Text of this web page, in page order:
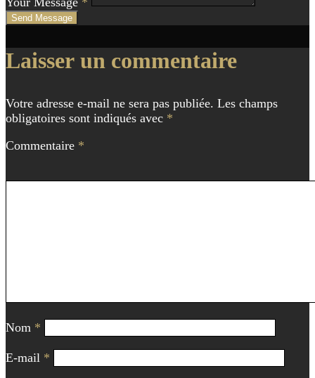
Send Message
de
Laisser un commentaire
Votre adresse e-mail ne sera pas publiée. Les champs
obligatoires sont indiqués avec *
Commentaire *
Nom *
E-mail *